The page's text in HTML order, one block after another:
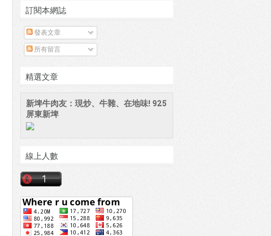
訂閱本網誌
發表文章
所有留言
精選文章
新埤牛肉友：現炒、牛雜、在地味! 925
屏東新埤
線上人數